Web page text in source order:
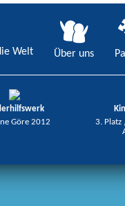
Welt
Über uns
Göre 2012
3. Platz